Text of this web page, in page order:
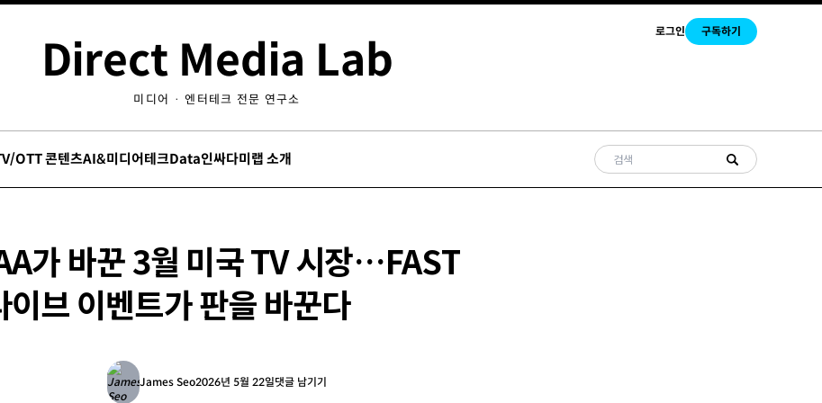
로그인 구독하기
Direct Media Lab
미디어 · 엔터테크 전문 연구소
OTT 콘텐츠AI&미디어테크Data인싸다미랩 소개
가 바꾼 3월 미국 TV 시장…FAST
이브 이벤트가 판을 바꾼다
James Seo2026년 5월 22일댓글 남기기